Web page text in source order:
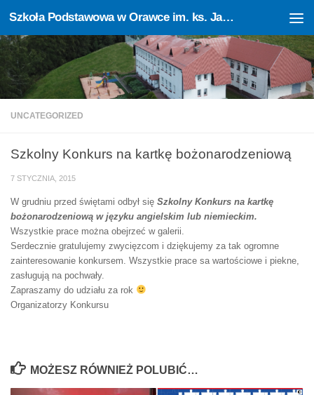
Otwórz pasek narzędzi
Skip to content Szkoła Podstawowa w Orawce im. ks. Jana Sczechowicza
UNCATEGORIZED
Szkolny Konkurs na kartkę bożonarodzeniową
7 STYCZNIA, 2015
W grudniu przed świętami odbył się Szkolny Konkurs na kartkę
bożonarodzeniową w języku angielskim lub niemieckim.
Wszystkie prace można obejrzeć w galerii.
Serdecznie gratulujemy zwycięzcom i dziękujemy za tak ogromne
zainteresowanie konkursem. Wszystkie prace sa wartościowe i piekne,
zasługują na pochwały.
Zapraszamy do udziału za rok
Organizatorzy Konkursu
MOŻESZ RÓWNIEŻ POLUBIĆ…